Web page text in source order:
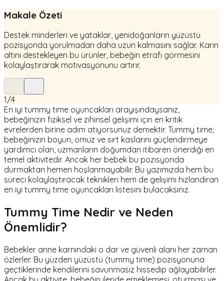
Makale Özeti
Destek minderleri ve yataklar, yenidoğanların yüzüstü
pozisyonda yorulmadan daha uzun kalmasını sağlar. Karın
altını destekleyen bu ürünler, bebeğin etrafı görmesini
kolaylaştırarak motivasyonunu artırır.
1/4
En iyi tummy time oyuncakları arayışındaysanız,
bebeğinizin fiziksel ve zihinsel gelişimi için en kritik
evrelerden birine adım atıyorsunuz demektir. Tummy time;
bebeğinizin boyun, omuz ve sırt kaslarını güçlendirmeye
yardımcı olan, uzmanların doğumdan itibaren önerdiği en
temel aktivitedir. Ancak her bebek bu pozisyonda
durmaktan hemen hoşlanmayabilir. Bu yazımızda hem bu
süreci kolaylaştıracak teknikleri hem de gelişimi hızlandıran
en iyi tummy time oyuncakları listesini bulacaksınız.
Tummy Time Nedir ve Neden
Önemlidir?
Bebekler anne karnındaki o dar ve güvenli alanı her zaman
özlerler. Bu yüzden yüzüstü (tummy time) pozisyonuna
geçtiklerinde kendilerini savunmasız hissedip ağlayabilirler.